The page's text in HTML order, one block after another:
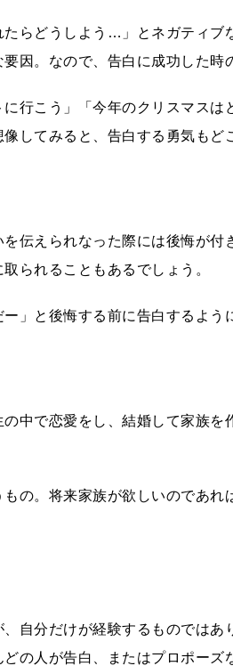
らどうしよう…」とネガティブ
因。なので、告白に成功した時
に行こう」「今年のクリスマス
してみると、告白する勇気もど
伝えられなった際には後悔が付
られることもあるでしょう。
」と後悔する前に告白するよう
中で恋愛をし、結婚して家族を
の。将来家族が欲しいのであ
、自分だけが経験するものでは
の人が告白、またはプロポーズ